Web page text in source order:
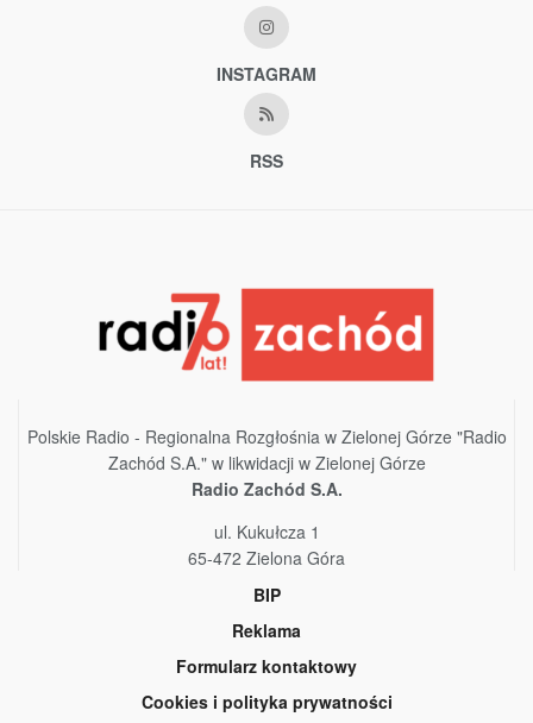
INSTAGRAM
RSS
Polskie Radio - Regionalna Rozgłośnia w Zielonej Górze "Radio
Zachód S.A." w likwidacji w Zielonej Górze
Radio Zachód S.A.
ul. Kukułcza 1
65-472 Zielona Góra
BIP
Reklama
Formularz kontaktowy
Cookies i polityka prywatności